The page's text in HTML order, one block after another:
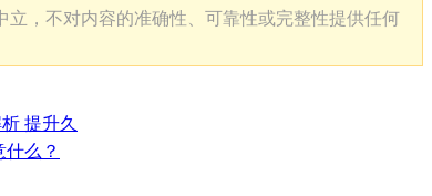
，不对内容的准确性、可靠性或完整性提供任何
提升久
么？